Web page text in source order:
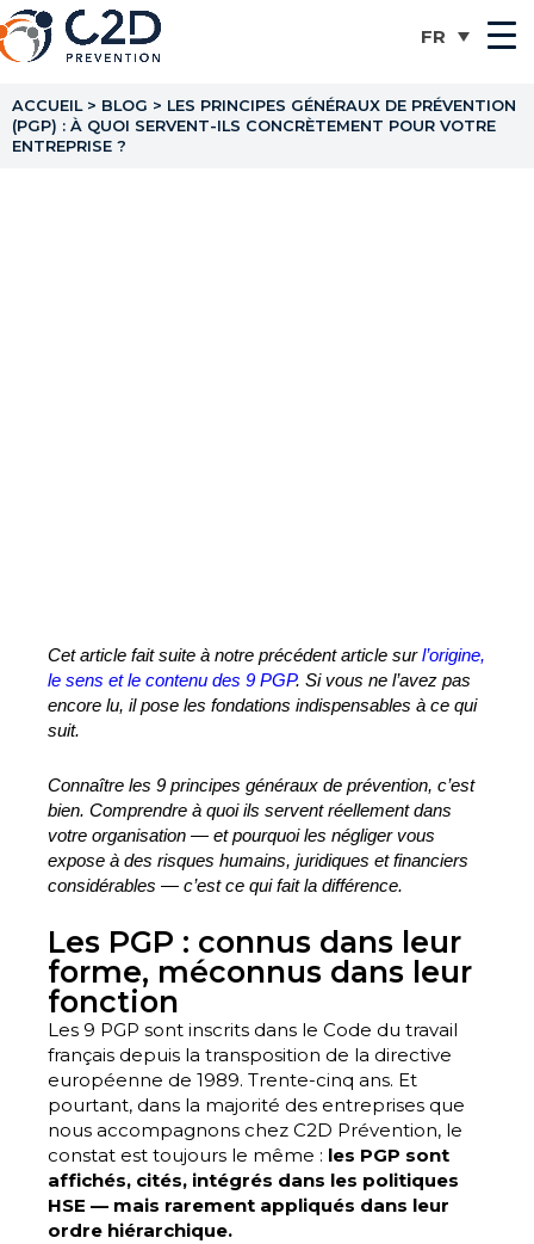
ACCUEIL> BLOG > LES PRINCIPES GÉNÉRAUX DE PRÉVENTION
(PGP) : À QUOI SERVENT-ILS CONCRÈTEMENT POUR VOTRE
ENTREPRISE ?
Cet article fait suite à notre précédent article surl’origine,
le sens et le contenu des 9 PGP. Si vous ne l’avez pas
encore lu, il pose les fondations indispensables à ce qui
suit.
Connaître les 9 principes généraux de prévention, c’est
bien. Comprendre à quoi ils servent réellement dans
votre organisation — et pourquoi les négliger vous
expose à des risques humains, juridiques et financiers
considérables — c’est ce qui fait la différence.
Les PGP : connus dans leur
forme, méconnus dans leur
fonction
Les 9 PGP sont inscrits dans le Code du travail
français depuis la transposition de la directive
européenne de 1989. Trente-cinq ans. Et
pourtant, dans la majorité des entreprises que
nous accompagnons chez C2D Prévention, le
constat est toujours le même : les PGP sont
affichés, cités, intégrés dans les politiques
HSE — mais rarement appliqués dans leur
ordre hiérarchique.